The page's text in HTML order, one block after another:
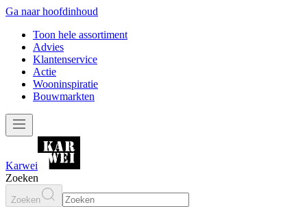
Ga naar hoofdinhoud
Toon hele assortiment
Advies
Klantenservice
Actie
Wooninspiratie
Bouwmarkten
Karwei
Zoeken
Zoeken